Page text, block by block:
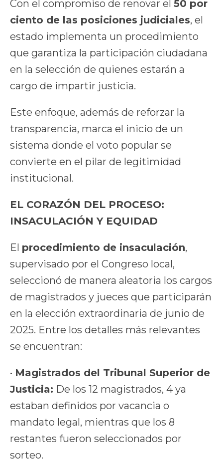
Con el compromiso de renovar el 50 por
ciento de las posiciones judiciales, el
estado implementa un procedimiento
que garantiza la participación ciudadana
en la selección de quienes estarán a
cargo de impartir justicia.
Este enfoque, además de reforzar la
transparencia, marca el inicio de un
sistema donde el voto popular se
convierte en el pilar de legitimidad
institucional.
EL CORAZÓN DEL PROCESO:
INSACULACIÓN Y EQUIDAD
El procedimiento de insaculación,
supervisado por el Congreso local,
seleccionó de manera aleatoria los cargos
de magistrados y jueces que participarán
en la elección extraordinaria de junio de
2025. Entre los detalles más relevantes
se encuentran:
• Magistrados del Tribunal Superior de
Justicia: De los 12 magistrados, 4 ya
estaban definidos por vacancia o
mandato legal, mientras que los 8
restantes fueron seleccionados por
sorteo.